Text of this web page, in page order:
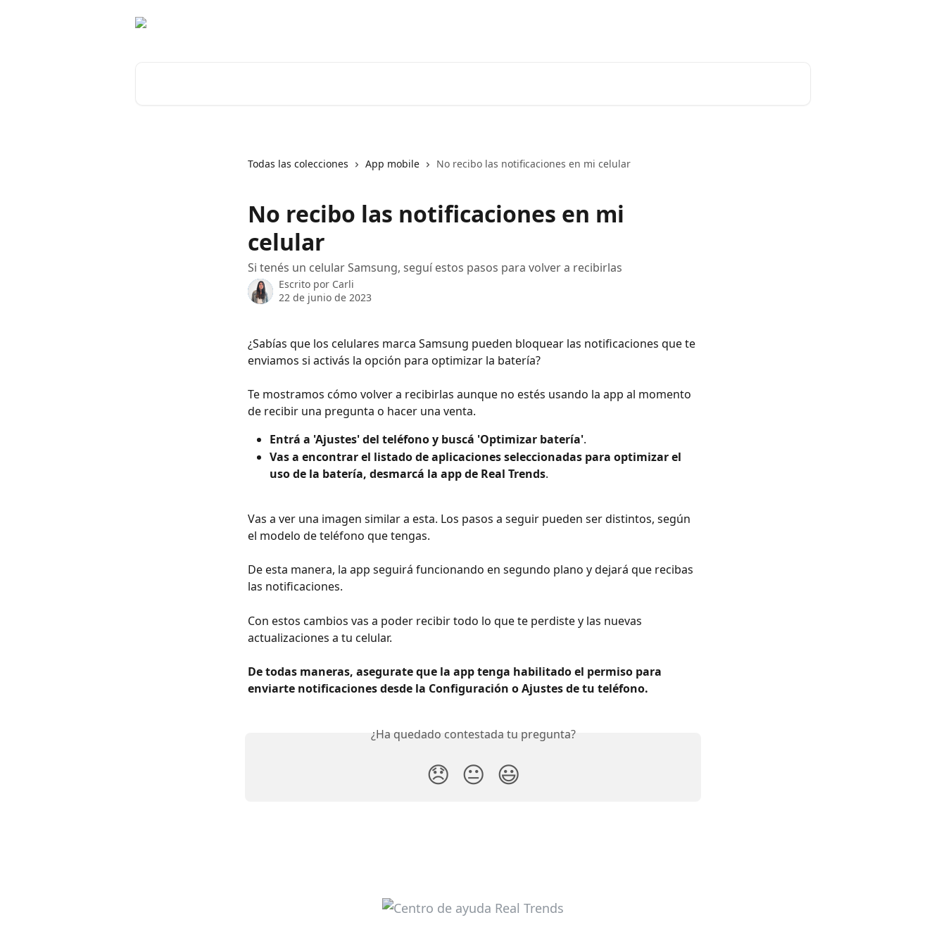
Todas las colecciones App mobile No recibo las notificaciones en mi celular
No recibo las notificaciones en mi
celular
Si tenés un celular Samsung, seguí estos pasos para volver a recibirlas
Escrito por Carli
22 de junio de 2023
¿Sabías que los celulares marca Samsung pueden bloquear las notificaciones que te
enviamos si activás la opción para optimizar la batería?
Te mostramos cómo volver a recibirlas aunque no estés usando la app al momento
de recibir una pregunta o hacer una venta.
Entrá a 'Ajustes' del teléfono y buscá 'Optimizar batería'.
Vas a encontrar el listado de aplicaciones seleccionadas para optimizar el
uso de la batería, desmarcá la app de Real Trends.
Vas a ver una imagen similar a esta. Los pasos a seguir pueden ser distintos, según
el modelo de teléfono que tengas.
De esta manera, la app seguirá funcionando en segundo plano y dejará que recibas
las notificaciones.
Con estos cambios vas a poder recibir todo lo que te perdiste y las nuevas
actualizaciones a tu celular.
De todas maneras, asegurate que la app tenga habilitado el permiso para
enviarte notificaciones desde la Configuración o Ajustes de tu teléfono.
¿Ha quedado contestada tu pregunta?
😞 😐 😃